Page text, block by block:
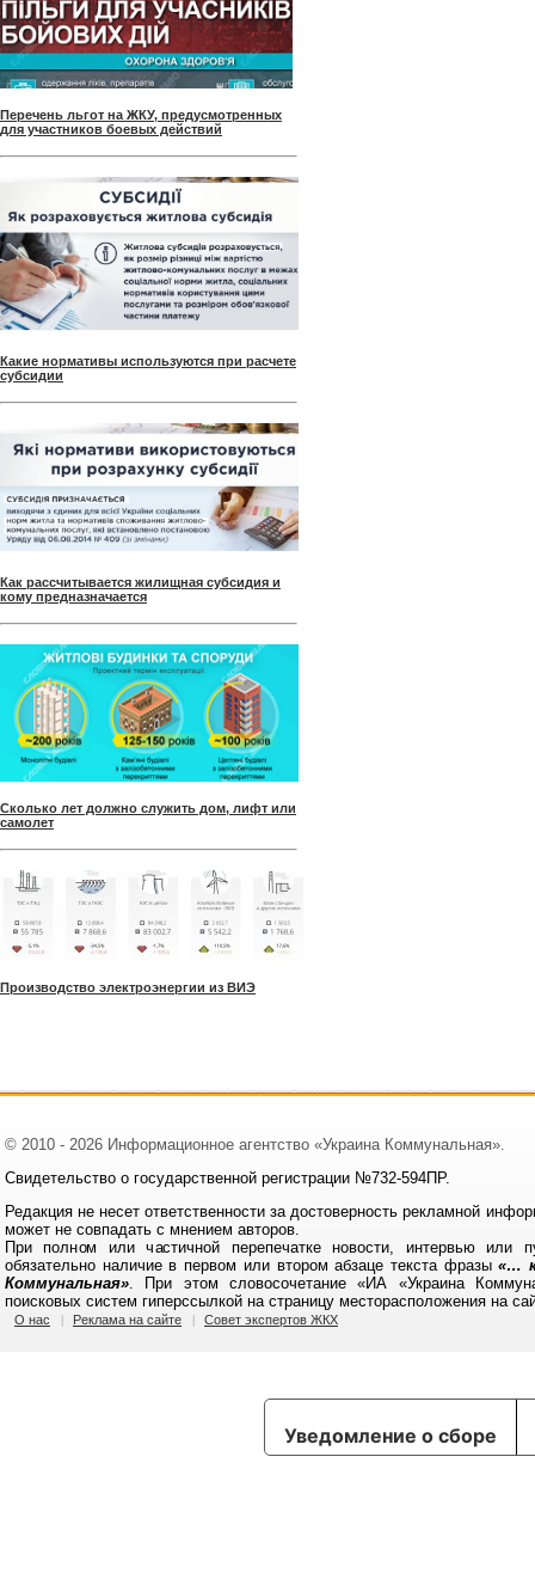
Перечень льгот на ЖКУ, предусмотренных
для участников боевых действий
Какие нормативы используются при расчете
субсидии
Как рассчитывается жилищная субсидия и
кому предназначается
Сколько лет должно служить дом, лифт или
самолет
Производство электроэнергии из ВИЭ
© 2010 - 2026 Информационное агентство «Украина Коммунальная».
Свидетельство о государственной регистрации №732-594ПР.
Редакция не несет ответственности за достоверность рекламной
может не совпадать с мнением авторов.
При полном или частичной перепечатке новости, интервью или
обязательно наличие в первом или втором абзаце текста фразы «…
Коммунальная». При этом словосочетание «ИА «Украина
поисковых систем гиперссылкой на страницу месторасположения на
О нас Реклама на сайте Совет экспертов ЖКХ
Уведомление о сборе